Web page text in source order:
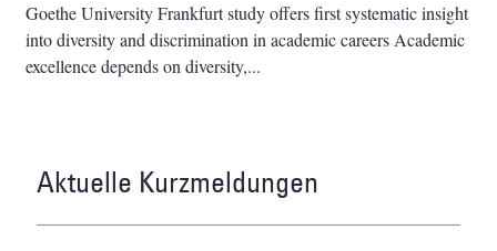
Goethe University Frankfurt study offers first systematic insight
into diversity and discrimination in academic careers Academic
excellence depends on diversity,
Aktuelle Kurzmeldungen